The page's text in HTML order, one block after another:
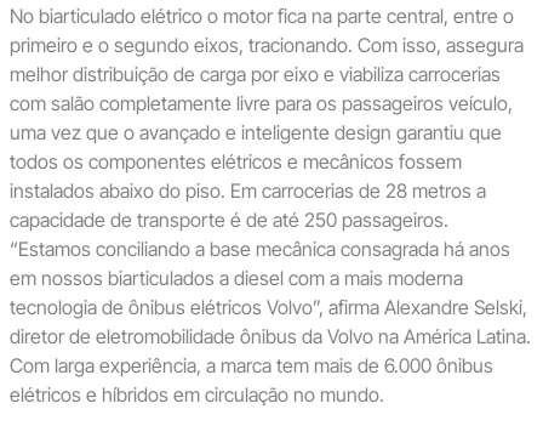
No biarticulado elétrico o motor fica na parte central, entre o
primeiro e o segundo eixos, tracionando. Com isso, assegura
melhor distribuição de carga por eixo e viabiliza carrocerias
com salão completamente livre para os passageiros veículo,
uma vez que o avançado e inteligente design garantiu que
todos os componentes elétricos e mecânicos fossem
instalados abaixo do piso. Em carrocerias de 28 metros a
capacidade de transporte é de até 250 passageiros.
“Estamos conciliando a base mecânica consagrada há anos
em nossos biarticulados a diesel com a mais moderna
tecnologia de ônibus elétricos Volvo”, afirma Alexandre Selski,
diretor de eletromobilidade ônibus da Volvo na América Latina.
Com larga experiência, a marca tem mais de 6.000 ônibus
elétricos e híbridos em circulação no mundo.